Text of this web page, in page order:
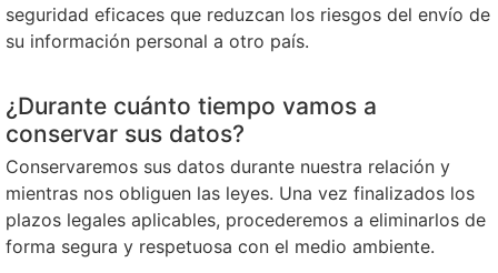
seguridad eficaces que reduzcan los riesgos del envío de
su información personal a otro país.
¿Durante cuánto tiempo vamos a
conservar sus datos?
Conservaremos sus datos durante nuestra relación y
mientras nos obliguen las leyes. Una vez finalizados los
plazos legales aplicables, procederemos a eliminarlos de
forma segura y respetuosa con el medio ambiente.